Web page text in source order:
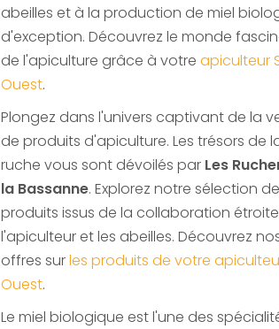
abeilles et à la production de miel
d'exception. Découvrez le monde
de l'apiculture grâce à votre apiculteur
Ouest.
Plongez dans l'univers captivant de la
de produits d'apiculture. Les trésors de
ruche vous sont dévoilés par Les
la Bassanne. Explorez notre sélection de
produits issus de la collaboration
l'apiculteur et les abeilles. Découvrez
offres surles produits de votre
Ouest.
Le miel biologique est l'une des